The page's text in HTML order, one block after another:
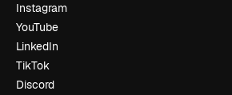
Instagram
YouTube
LinkedIn
TikTok
Discord